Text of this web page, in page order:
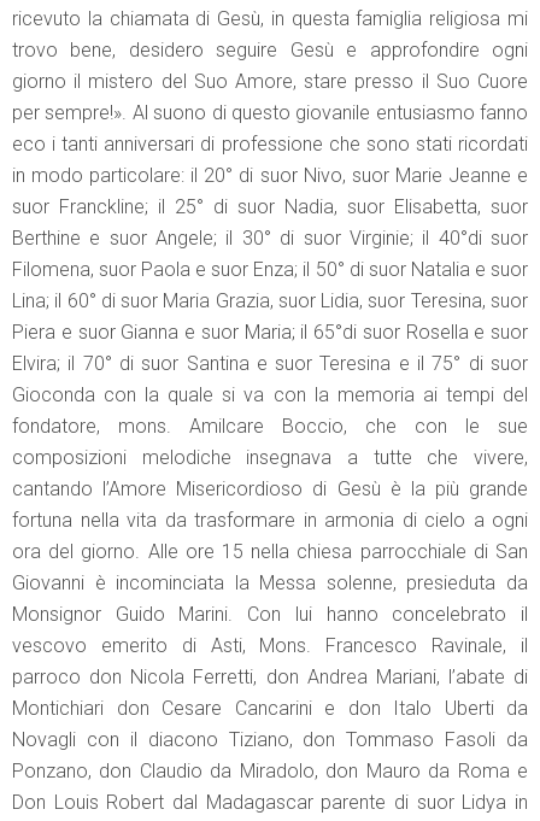
ricevuto la chiamata di Gesù, in questa famiglia religiosa mi
trovo bene, desidero seguire Gesù e approfondire ogni
giorno il mistero del Suo Amore, stare presso il Suo Cuore
per sempre!». Al suono di questo giovanile entusiasmo fanno
eco i tanti anniversari di professione che sono stati ricordati
in modo particolare: il 20° di suor Nivo, suor Marie Jeanne e
suor Franckline; il 25° di suor Nadia, suor Elisabetta, suor
Berthine e suor Angele; il 30° di suor Virginie; il 40°di suor
Filomena, suor Paola e suor Enza; il 50° di suor Natalia e suor
Lina; il 60° di suor Maria Grazia, suor Lidia, suor Teresina, suor
Piera e suor Gianna e suor Maria; il 65°di suor Rosella e suor
Elvira; il 70° di suor Santina e suor Teresina e il 75° di suor
Gioconda con la quale si va con la memoria ai tempi del
fondatore, mons. Amilcare Boccio, che con le sue
composizioni melodiche insegnava a tutte che vivere,
cantando l’Amore Misericordioso di Gesù è la più grande
fortuna nella vita da trasformare in armonia di cielo a ogni
ora del giorno. Alle ore 15 nella chiesa parrocchiale di San
Giovanni è incominciata la Messa solenne, presieduta da
Monsignor Guido Marini. Con lui hanno concelebrato il
vescovo emerito di Asti, Mons. Francesco Ravinale, il
parroco don Nicola Ferretti, don Andrea Mariani, l’abate di
Montichiari don Cesare Cancarini e don Italo Uberti da
Novagli con il diacono Tiziano, don Tommaso Fasoli da
Ponzano, don Claudio da Miradolo, don Mauro da Roma e
Don Louis Robert dal Madagascar parente di suor Lidya in